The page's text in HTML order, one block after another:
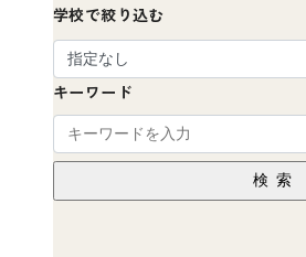
学校で絞り込む
キーワード
検索